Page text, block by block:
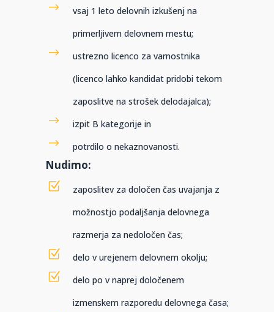
vsaj 1 leto delovnih izkušenj na
primerljivem delovnem mestu;
ustrezno licenco za varnostnika
(licenco lahko kandidat pridobi tekom
zaposlitve na strošek delodajalca);
izpit B kategorije in
potrdilo o nekaznovanosti.
Nudimo:
zaposlitev za določen čas uvajanja z
možnostjo podaljšanja delovnega
razmerja za nedoločen čas;
delo v urejenem delovnem okolju;
delo po v naprej določenem
izmenskem razporedu delovnega časa;